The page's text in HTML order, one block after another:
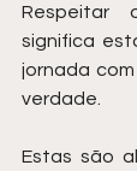
Respeitar
significa
jornada
verdade.
Estas são